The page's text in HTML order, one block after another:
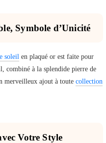
Symbole d’Unicité
soleil en plaqué or est faite pour
combiné à la splendide pierre de
merveilleux ajout à toute collection
Votre Style